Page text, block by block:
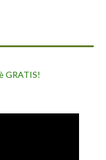
GRATIS!